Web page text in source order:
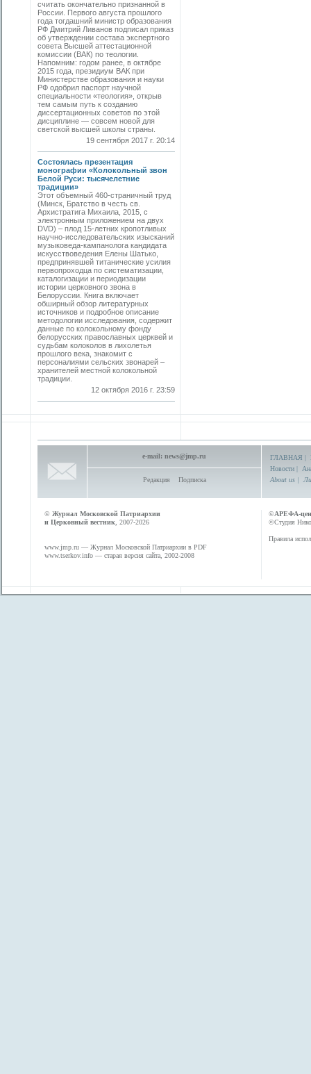
считать окончательно признанной в
России. Первого августа прошлого
года тогдашний министр образования
РФ Дмитрий Ливанов подписал приказ
об утверждении состава экспертного
совета Высшей аттестационной
комиссии (ВАК) по теологии.
Напомним: годом ранее, в октябре
2015 года, президиум ВАК при
Министерстве образования и науки
РФ одобрил паспорт научной
специальности «теология», открыв
тем самым путь к созданию
диссертационных советов по этой
дисциплине — совсем новой для
светской высшей школы страны.
19 сентября 2017 г. 20:14
Состоялась презентация
монографии «Колокольный звон
Белой Руси: тысячелетние
традиции»
Этот объемный 460-страничный труд
(Минск, Братство в честь св.
Архистратига Михаила, 2015, с
электронным приложением на двух
DVD) – плод 15-летних кропотливых
научно-исследовательских изысканий
музыковеда-кампанолога кандидата
искусствоведения Елены Шатько,
предпринявшей титанические усилия
первопроходца по систематизации,
каталогизации и периодизации
истории церковного звона в
Белоруссии. Книга включает
обширный обзор литературных
источников и подробное описание
методологии исследования, содержит
данные по колокольному фонду
белорусских православных церквей и
судьбам колоколов в лихолетья
прошлого века, знакомит с
персоналиями сельских звонарей –
хранителей местной колокольной
традиции.
12 октября 2016 г. 23:59
e-mail: news@jmp.ru
Редакция Подписка
ГЛАВНАЯ |
Новости |
About us |
© Журнал Московской Патриархии
и Церковный вестник , 2007-2026
www.jmp.ru — Журнал Московской Патриархии в PDF
www.tserkov.info — старая версия сайта, 2002-2008
©АРЕФА-
©Студия
Правила